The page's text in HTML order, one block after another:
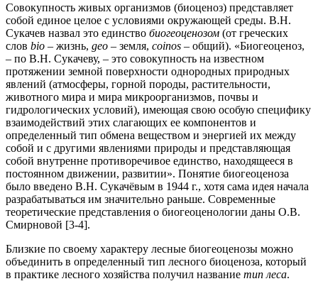
Совокупность живых организмов (биоценоз) представляет
собой единое целое с условиями окружающей среды. В.Н.
Сукачев назвал это единство биогеоценозом (от греческих
слов bio – жизнь, geo – земля, coinos – общий). «Биогеоценоз,
– по В.Н. Сукачеву, – это совокупность на известном
протяжении земной поверхности однородных природных
явлений (атмосферы, горной породы, растительности,
животного мира и мира микроорганизмов, почвы и
гидрологических условий), имеющая свою особую специфику
взаимодействий этих слагающих ее компонентов и
определенный тип обмена веществом и энергией их между
собой и с другими явлениями природы и представляющая
собой внутренне противоречивое единство, находящееся в
постоянном движении, развитии». Понятие биогеоценоза
было введено В.Н. Сукачёвым в 1944 г., хотя сама идея начала
разрабатываться им значительно раньше. Современные
теоретические представления о биогеоценологии даны О.В.
Смирновой [3-4].
Близкие по своему характеру лесные биогеоценозы можно
объединить в определенный тип лесного биоценоза, который
в практике лесного хозяйства получил название тип леса.